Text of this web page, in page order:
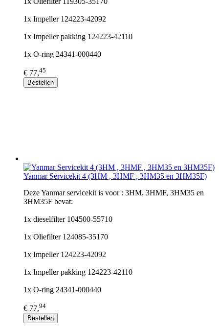
1x Impeller 124223-42092
1x Impeller pakking 124223-42110
1x O-ring 24341-000440
€ 77,45
Bestellen
Yanmar Servicekit 4 (3HM , 3HMF , 3HM35 en 3HM35F)
Deze Yanmar servicekit is voor : 3HM, 3HMF, 3HM35 en
3HM35F bevat:
1x dieselfilter 104500-55710
1x Oliefilter 124085-35170
1x Impeller 124223-42092
1x Impeller pakking 124223-42110
1x O-ring 24341-000440
€ 77,94
Bestellen